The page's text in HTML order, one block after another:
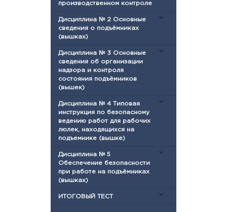
производственном контроле
Дисциплина № 2 Основные
сведения о подъёмниках
(вышках)
Дисциплина № 3 Основные
сведения об организации
надзора и контроля
состояния подъёмников
(вышек)
Дисциплина № 4 Типовая
инструкция по безопасному
ведению работ для рабочих
люлек, находящихся на
подъемнике (вышке)
Дисциплина № 5
Обеспечение безопасности
при работе на подъёмниках
(вышках)
ИТОГОВЫЙ ТЕСТ